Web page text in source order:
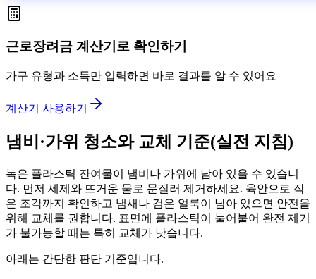
근로장려금 계산기로 확인하기
가구 유형과 소득만 입력하면 바로 결과를 알 수 있어요
계산기 사용하기
냄비·가위 청소와 교체 기준(실전 지침)
녹은 플라스틱 잔여물이 냄비나 가위에 남아 있을 수 있습니
다. 먼저 세제와 뜨거운 물로 문질러 제거하세요. 육안으로 작
은 조각까지 확인하고 냄새나 검은 얼룩이 남아 있으면 안전을
위해 교체를 권합니다. 표면에 플라스틱이 눌어붙어 완전 제거
가 불가능할 때는 특히 교체가 낫습니다.
아래는 간단한 판단 기준입니다.